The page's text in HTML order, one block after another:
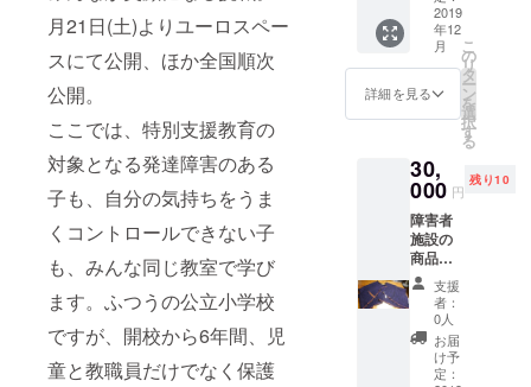
月21日(土)よりユーロスペー
スにて公開、ほか全国順次
公開。
ここでは、特別支援教育の
対象となる発達障害のある
子も、自分の気持ちをうま
くコントロールできない子
も、みんな同じ教室で学び
ます。ふつうの公立小学校
ですが、開校から6年間、児
童と教職員だけでなく保護
異なる
場合が
ござい
ます。
ご了承
くださ
い。
2019
年12
月
詳細を見る
こ
の
リ
タ
ー
ン
を
選
択
す
る
30,
000 円
残り10
障害者
施設の
商品に
なりま
す。写
真は見
本なの
で、色
などは
支援
者：
0人
お届
け予
定：